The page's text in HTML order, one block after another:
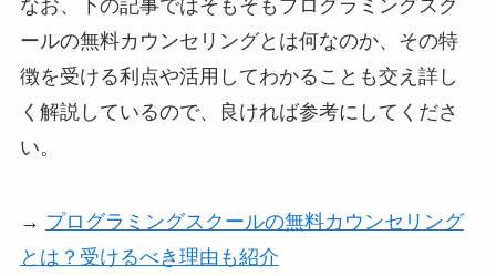
なお、下の記事ではそもそもプログラミングスク
ールの無料カウンセリングとは何なのか、その特
徴を受ける利点や活用してわかることも交え詳し
く解説しているので、良ければ参考にしてくださ
い。
→ プログラミングスクールの無料カウンセリング
とは？受けるべき理由も紹介